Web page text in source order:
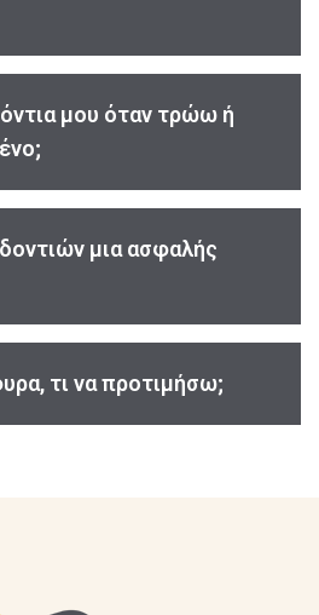
μου όταν τρώω ή
μια ασφαλής
τι να προτιμήσω;